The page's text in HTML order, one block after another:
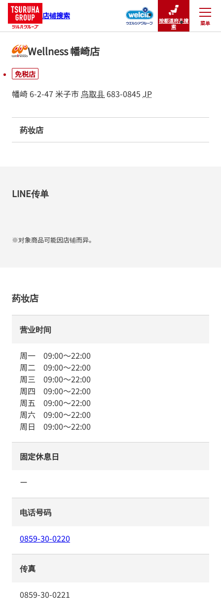
店铺搜索
按都道府县搜
索
菜单
关闭
Wellness 幡崎店
免税店
幡崎 6-2-47 米子市鸟取县 683-0845 JP
药妆店
LINE传单
※对象商品可能因店铺而异。
药妆店
营业时间
周一 09:00～22:00
周二 09:00～22:00
周三 09:00～22:00
周四 09:00～22:00
周五 09:00～22:00
周六 09:00～22:00
周日 09:00～22:00
固定休息日
ー
电话号码
0859-30-0220
传真
0859-30-0221